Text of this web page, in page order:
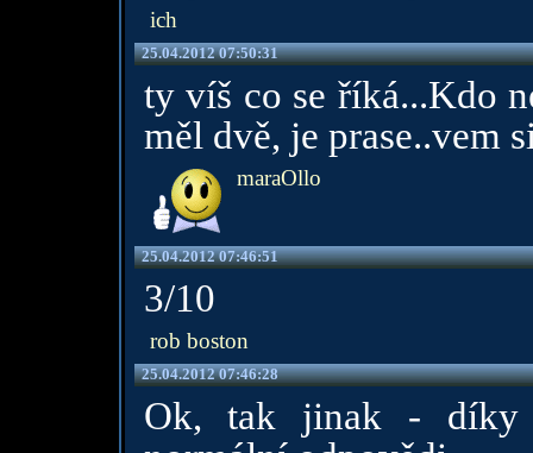
ich
25.04.2012 07:50:31
ty víš co se říká...Kdo
měl dvě, je prase..vem
maraOllo
25.04.2012 07:46:51
3/10
rob boston
25.04.2012 07:46:28
Ok, tak jinak - díky